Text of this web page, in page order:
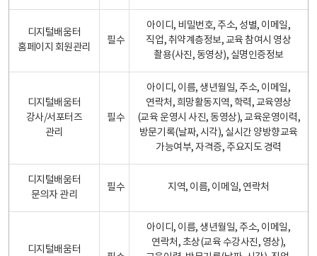
디지털배움터
홈페이지 회원관리
필수
아이디, 비밀번호, 주소, 성별, 이메일,
직업, 취약계층정보, 교육 참여시 영상
촬용(사진, 동영상), 실명인증정보
디지털배움터
강사/서포터즈
관리
필수
아이디, 이름, 생년월일, 주소, 이메일,
연락처, 희망활동지역, 학력, 교육영상
(교육 운영시 사진, 동영상), 교육운영이력,
방문기록(날짜, 시각), 실시간 양방향교육
가능여부, 자격증, 주요지도 경력
디지털배움터
문의자 관리
필수 지역, 이름, 이메일, 연락처
디지털배움터
아이디, 이름, 생년월일, 주소, 이메일,
연락처, 초상(교육 수강사진, 영상),